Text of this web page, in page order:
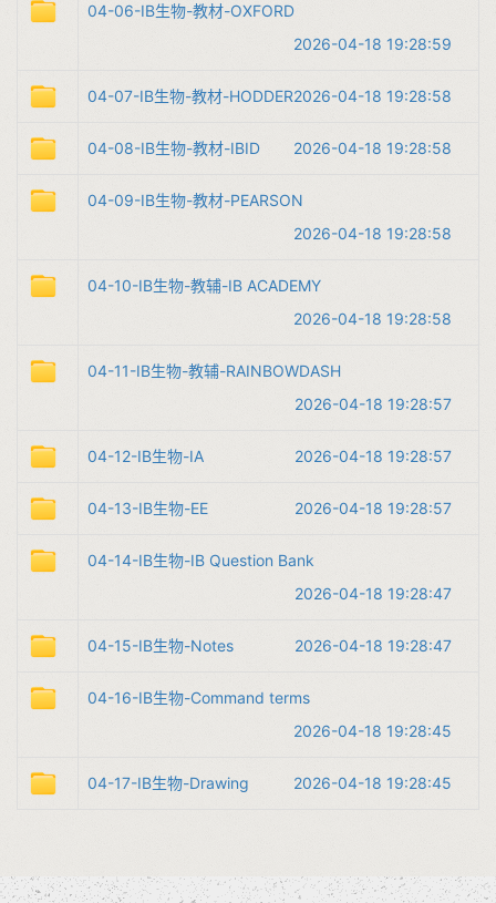
04-06-IB生物-教材-OXFORD
2026-04-18 19:28:59
04-07-IB生物-教材-HODDER2026-04-18 19:28:58
04-08-IB生物-教材-IBID 2026-04-18 19:28:58
04-09-IB生物-教材-PEARSON
2026-04-18 19:28:58
04-10-IB生物-教辅-IB ACADEMY
2026-04-18 19:28:58
04-11-IB生物-教辅-RAINBOWDASH
2026-04-18 19:28:57
04-12-IB生物-IA 2026-04-18 19:28:57
04-13-IB生物-EE 2026-04-18 19:28:57
04-14-IB生物-IB Question Bank
2026-04-18 19:28:47
04-15-IB生物-Notes 2026-04-18 19:28:47
04-16-IB生物-Command terms
2026-04-18 19:28:45
04-17-IB生物-Drawing 2026-04-18 19:28:45